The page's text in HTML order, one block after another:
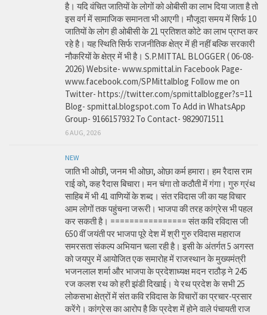
है। यदि वंचित जातियों के लोगों को ओबीसी का लाभ दिया जाता है तो
इस वर्ग में सामाजिक समानता भी आएगी। मौजूदा समय में सिर्फ 10
जातियों के लोग ही ओबीसी के 21 प्रतिशत कोटे का लाभ प्राप्त कर
रहे है। यह स्थिति सिर्फ राजनीतिक क्षेत्र में ही नहीं बल्कि सरकारी
नौकरियों के क्षेत्र में भी है। S.P.MITTAL BLOGGER ( 06-08-
2026) Website- www.spmittal.in Facebook Page-
www.facebook.com/SPMittalblog Follow me on
Twitter- https://twitter.com/spmittalblogger?s=11
Blog- spmittal.blogspot.com To Add in WhatsApp
Group- 9166157932 To Contact- 9829071511
6 AUG, 2026
NEW
जाति भी ओछी, जनम भी ओछा, ओछा कर्म हमारा। हम रैदास राम
राई को, कह रैदास बिचारा। मन चंगा तो कठौती में गंगा। गुरु ग्रंथ
साहिब में भी 41 वाणियों के शब्द। संत रविदास जी का यह विचार
आम लोगों तक पहुंचना जरूरी। भाजपा की तरह कांग्रेस भी पहल
कर सकती है। ================ संत कवि रविदास जी
650 वीं जयंती पर भाजपा पूरे देश में श्री गुरु रविदास महाराज
समरसता संकल्प अभियान चला रही है। इसी के अंतर्गत 5 अगस्त
को जयपुर में आयोजित एक समारोह में राजस्थान के मुख्यमंत्री
भजनलाल शर्मा और भाजपा के प्रदेशाध्यक्ष मदन राठौड़ ने 245
रज कलश रथ को हरी झंडी दिखाई। ये रथ प्रदेश के सभी 25
लोकसभा क्षेत्रों में संत कवि रविदास के विचारों का प्रचार-प्रसार
करेंगे। कांग्रेस का आरोप है कि प्रदेश में होने वाले पंचायती राज